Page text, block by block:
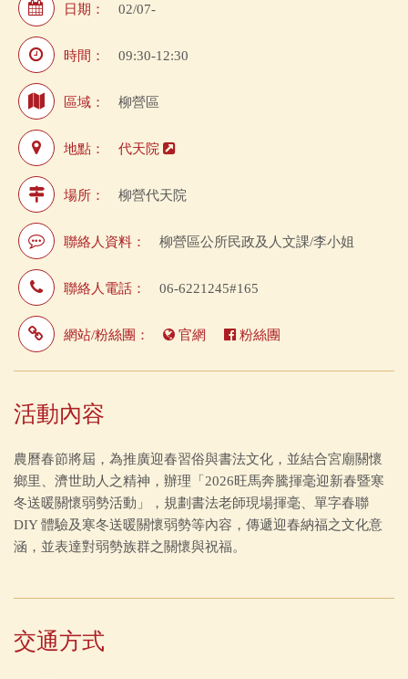
日期：
02/07-
時間： 09:30-12:30
區域： 柳營區
地點： 代天院
場所： 柳營代天院
聯絡人資料： 柳營區公所民政及人文課/李小姐
聯絡人電話： 06-6221245#165
網站/粉絲團： 官網 粉絲團
活動內容
農曆春節將屆，為推廣迎春習俗與書法文化，並結合宮廟關懷
鄉里、濟世助人之精神，辦理「2026旺馬奔騰揮毫迎新春暨寒
冬送暖關懷弱勢活動」，規劃書法老師現場揮毫、單字春聯
DIY 體驗及寒冬送暖關懷弱勢等內容，傳遞迎春納福之文化意
涵，並表達對弱勢族群之關懷與祝福。
交通方式